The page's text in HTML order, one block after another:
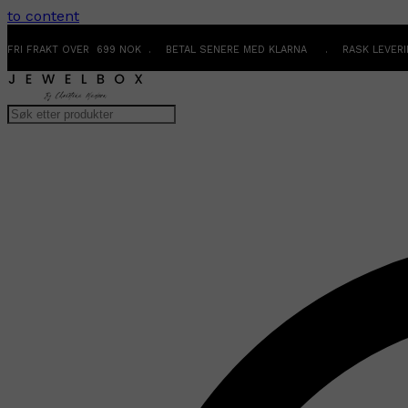
to content
FRI FRAKT OVER 699 NOK . BETAL SENERE MED KLARNA . RASK